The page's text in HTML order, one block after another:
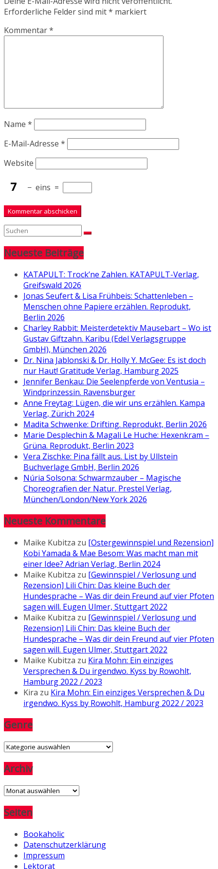
Erforderliche Felder sind mit* markiert
Kommentar*
Name *
E-Mail-Adresse *
Website
− eins =
Neueste Beiträge
KATAPULT: Trock’ne Zahlen. KATAPULT-Verlag,
Greifswald 2026
Jonas Seufert & Lisa Frühbeis: Schattenleben –
Menschen ohne Papiere erzählen. Reprodukt,
Berlin 2026
Charley Rabbit: Meisterdetektiv Mausebart – Wo ist
Gustav Giftzahn. Karibu (Edel Verlagsgruppe
GmbH), München 2026
Dr. Nina Jablonski & Dr. Holly Y. McGee: Es ist doch
nur Haut! Gratitude Verlag, Hamburg 2025
Jennifer Benkau: Die Seelenpferde von Ventusia –
Windprinzessin. Ravensburger
Anne Freytag: Lügen, die wir uns erzählen. Kampa
Verlag, Zürich 2024
Madita Schwenke: Drifting. Reprodukt, Berlin 2026
Marie Desplechin & Magali Le Huche: Hexenkram –
Grüna. Reprodukt, Berlin 2023
Vera Zischke: Pina fällt aus. List by Ullstein
Buchverlage GmbH, Berlin 2026
Núria Solsona: Schwarmzauber – Magische
Choreografien der Natur. Prestel Verlag,
München/London/New York 2026
Neueste Kommentare
Maike Kubitza zu [Ostergewinnspiel und Rezension]
Kobi Yamada & Mae Besom: Was macht man mit
einer Idee? Adrian Verlag, Berlin 2024
Maike Kubitza zu [Gewinnspiel / Verlosung und
Rezension] Lili Chin: Das kleine Buch der
Hundesprache – Was dir dein Freund auf vier Pfoten
sagen will. Eugen Ulmer, Stuttgart 2022
Maike Kubitza zu [Gewinnspiel / Verlosung und
Rezension] Lili Chin: Das kleine Buch der
Hundesprache – Was dir dein Freund auf vier Pfoten
sagen will. Eugen Ulmer, Stuttgart 2022
Maike Kubitza zu Kira Mohn: Ein einziges
Versprechen & Du irgendwo. Kyss by Rowohlt,
Hamburg 2022 / 2023
Kira zu Kira Mohn: Ein einziges Versprechen & Du
irgendwo. Kyss by Rowohlt, Hamburg 2022 / 2023
Genre
Genre
Archiv
Archiv
Seiten
Bookaholic
Datenschutzerklärung
Impressum
Lektorat